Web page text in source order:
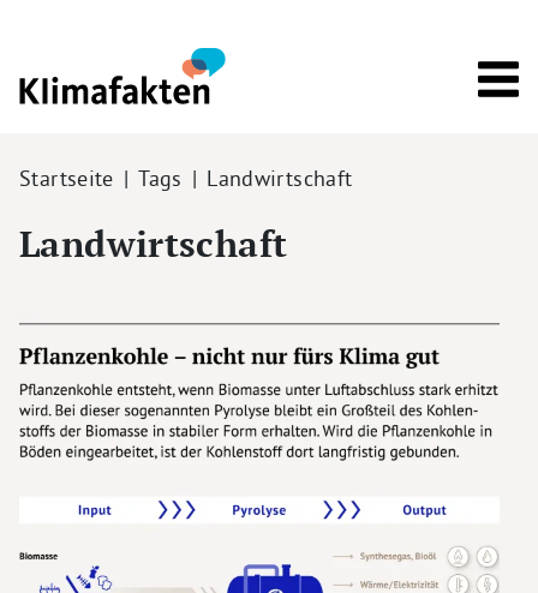
Pfadnavigation
Startseite Tags Landwirtschaft
Landwirtschaft